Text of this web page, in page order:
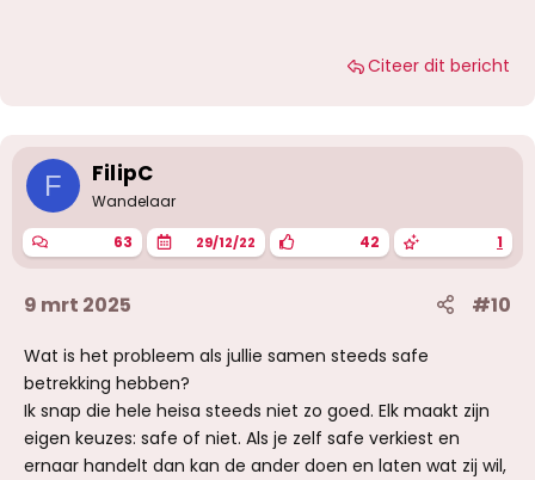
Citeer dit bericht
F FilipC
Wandelaar
63 29/12/22 42 1
9 mrt 2025 #10
Wat is het probleem als jullie samen steeds safe
betrekking hebben?
Ik snap die hele heisa steeds niet zo goed. Elk maakt zijn
eigen keuzes: safe of niet. Als je zelf safe verkiest en
ernaar handelt dan kan de ander doen en laten wat zij wil,